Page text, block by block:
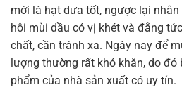
mới là hạt dưa tốt, ngược lại
hôi mùi dầu có vị khét và đắng
chất, cần tránh xa. Ngày nay để
lượng thường rất khó khăn, do đó
phẩm của nhà sản xuất có uy tín.